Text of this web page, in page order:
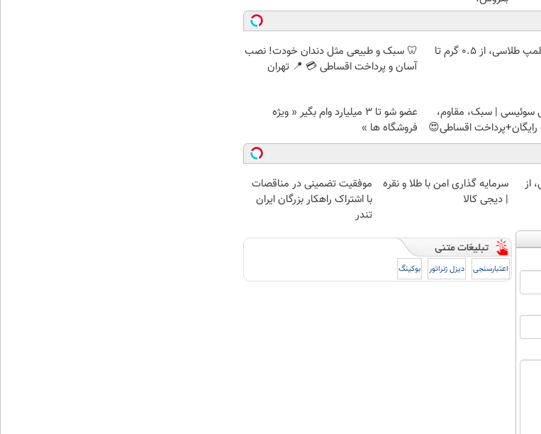
خرید شمش پلمپ طلاسی، از ۰.۵ گرم تا
🦷 سبک و طبیعی مثل دندان خودت! نصب
آسان و پرداخت اقساطی 💳 📍 تهران
سوئیسی | سبک، مقاوم،
اقساطی😍
عضو شو تا 3 میلیارد وام بگیر « ویژه
فروشگاه ها »
از
سرمایه گذاری امن با طلا و نقره
| دیجی کالا
موفقیت تضمینی در مناقصات
با اشتراک راهکار بزرگان ایران
تندر
اعتبارسنجی دیزل ژنراتور بوکینگ